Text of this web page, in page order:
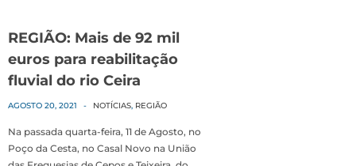
REGIÃO: Mais de 92 mil
euros para reabilitação
fluvial do rio Ceira
AGOSTO 20, 2021 - NOTÍCIAS, REGIÃO
Na passada quarta-feira, 11 de Agosto, no
Poço da Cesta, no Casal Novo na União